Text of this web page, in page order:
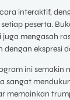
interaktif,
peserta.
mengasah
dengan ekspresi
ini semakin
sangat
memainkan